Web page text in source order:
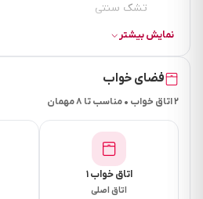
تشک سنتی
دسترسی ها
فاصله تا بازار کمتر از 10 دقیقه
فاصله تا سوپرمارکت کمتر از 5 دقیقه
فاصله تا نانوایی کمتر از 5 دقیقه
نمایش بیشتر
فضای خواب
۲ اتاق خواب • مناسب تا ۸ مهمان
اتاق خواب ۱
اتاق اصلی